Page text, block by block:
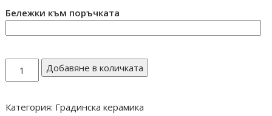
Бележки към поръчката
количество
за
торба
Добавяне в количката
Категория: Градинска керамика